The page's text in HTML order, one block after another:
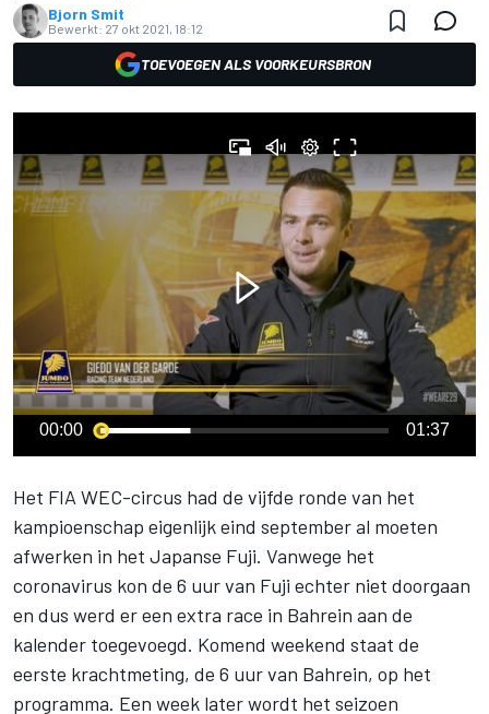
Bjorn Smit
Bewerkt: 27 okt 2021, 18:12
TOEVOEGEN ALS VOORKEURSBRON
00:00 01:37
Het FIA WEC-circus had de vijfde ronde van het
kampioenschap eigenlijk eind september al moeten
afwerken in het Japanse Fuji. Vanwege het
coronavirus kon de 6 uur van Fuji echter niet doorgaan
en dus werd er een extra race in Bahrein aan de
kalender toegevoegd. Komend weekend staat de
eerste krachtmeting, de 6 uur van Bahrein, op het
programma. Een week later wordt het seizoen